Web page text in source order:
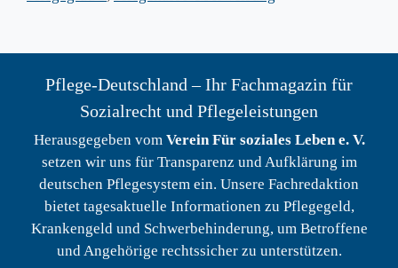
Pflege-Deutschland – Ihr Fachmagazin für
Sozialrecht und Pflegeleistungen
Herausgegeben vom Verein Für soziales Leben e. V.
setzen wir uns für Transparenz und Aufklärung im
deutschen Pflegesystem ein. Unsere Fachredaktion
bietet tagesaktuelle Informationen zu Pflegegeld,
Krankengeld und Schwerbehinderung, um Betroffene
und Angehörige rechtssicher zu unterstützen.